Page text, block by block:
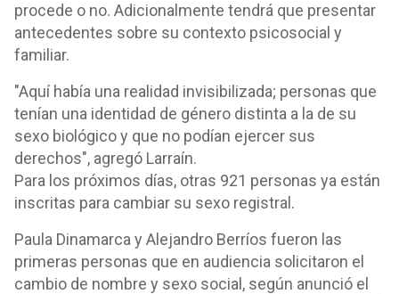
procede o no. Adicionalmente tendrá que presentar
antecedentes sobre su contexto psicosocial y
familiar.
"Aquí había una realidad invisibilizada; personas que
tenían una identidad de género distinta a la de su
sexo biológico y que no podían ejercer sus
derechos", agregó Larraín.
Para los próximos días, otras 921 personas ya están
inscritas para cambiar su sexo registral.
Paula Dinamarca y Alejandro Berríos fueron las
primeras personas que en audiencia solicitaron el
cambio de nombre y sexo social, según anunció el